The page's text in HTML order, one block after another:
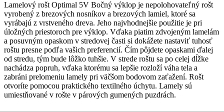
Lamelový rošt Optimal 5V Bočný výklop je nepolohovateľný rošt
vyrobený z brezových nosníkov a brezových lamiel, ktoré sa
vyrábajú z vrstveného dreva. Jeho najvhodnejšie použitie je pri
úložných priestoroch pre výklop. Vďaka piatim zdvojeným lamelám
a posuvným opaskom v stredovej časti si dokážete nastaviť tuhosť
roštu presne podľa vašich preferencií. Čím pôjdete opaskami ďalej
od stredu, tým bude lôžko tuhšie. V strede roštu sa po celej dĺžke
nachádza popruh, vďaka ktorému sa lepšie rozloží váha tela a
zabráni prelomeniu lamely pri väčšom bodovom zaťažení. Rošt
otvoríte pomocou praktického textilného úchytu. Lamely sú
umiestňované v rošte v párových gumených puzdrách.